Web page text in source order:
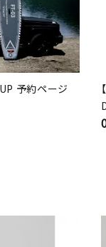
予約ページ